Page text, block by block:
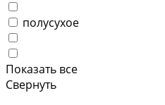
полусухое
Показать все
Свернуть